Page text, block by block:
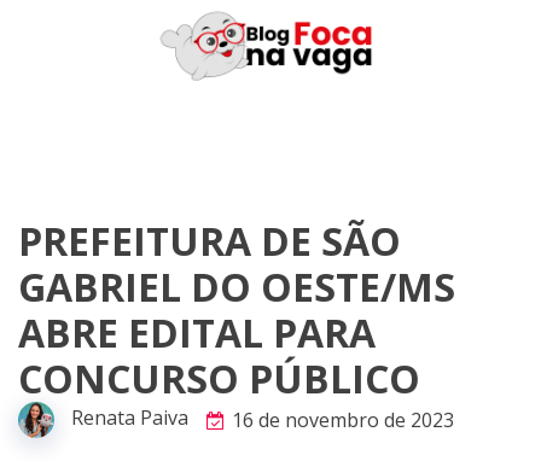
PREFEITURA DE SÃO
GABRIEL DO OESTE/MS
ABRE EDITAL PARA
CONCURSO PÚBLICO
Renata Paiva 16 de novembro de 2023